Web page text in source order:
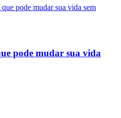
pode mudar sua vida